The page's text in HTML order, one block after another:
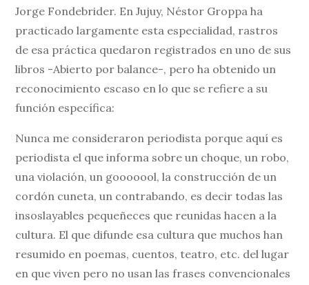
Jorge Fondebrider. En Jujuy, Néstor Groppa ha
practicado largamente esta especialidad, rastros
de esa práctica quedaron registrados en uno de sus
libros -Abierto por balance-, pero ha obtenido un
reconocimiento escaso en lo que se refiere a su
función específica:
Nunca me consideraron periodista porque aquí es
periodista el que informa sobre un choque, un robo,
una violación, un gooooool, la construcción de un
cordón cuneta, un contrabando, es decir todas las
insoslayables pequeñeces que reunidas hacen a la
cultura. El que difunde esa cultura que muchos han
resumido en poemas, cuentos, teatro, etc. del lugar
en que viven pero no usan las frases convencionales